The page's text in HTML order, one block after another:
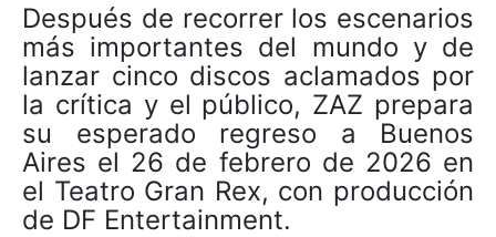
Después de recorrer los escenarios
más importantes del mundo y de
lanzar cinco discos aclamados por
la crítica y el público, ZAZ prepara
su esperado regreso a Buenos
Aires el 26 de febrero de 2026 en
el Teatro Gran Rex, con producción
de DF Entertainment.